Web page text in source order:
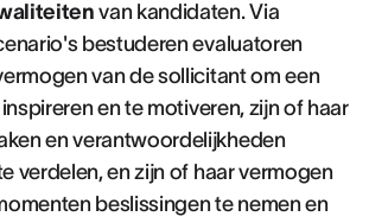
van kandidaten. Via
bestuderen evaluatoren
van de sollicitant om een
en te motiveren, zijn of haar
en verantwoordelijkheden
verdelen, en zijn of haar vermogen
beslissingen te nemen en